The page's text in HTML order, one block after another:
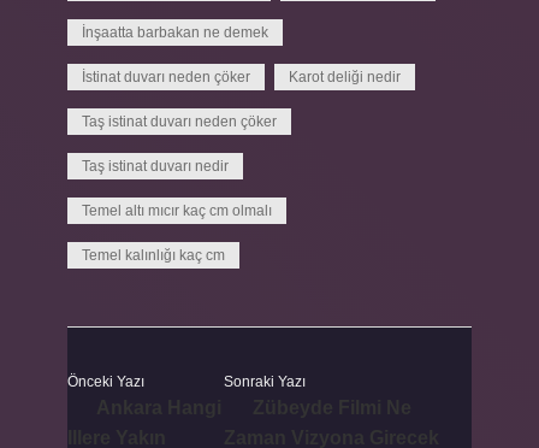
İnşaatta barbakan ne demek
İstinat duvarı neden çöker Karot deliği nedir
Taş istinat duvarı neden çöker
Taş istinat duvarı nedir
Temel altı mıcır kaç cm olmalı
Temel kalınlığı kaç cm
Önceki Yazı Sonraki Yazı